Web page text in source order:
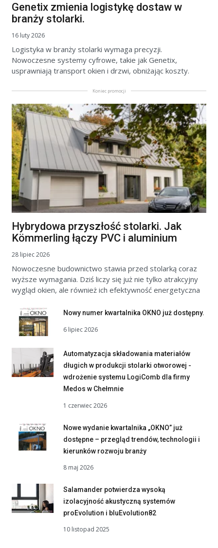
Genetix zmienia logistykę dostaw w
branży stolarki.
16 luty 2026
Logistyka w branży stolarki wymaga precyzji.
Nowoczesne systemy cyfrowe, takie jak Genetix,
usprawniają transport okien i drzwi, obniżając koszty.
Koniec promocji
Hybrydowa przyszłość stolarki. Jak
Kömmerling łączy PVC i aluminium
28 lipiec 2026
Nowoczesne budownictwo stawia przed stolarką coraz
wyższe wymagania. Dziś liczy się już nie tylko atrakcyjny
wygląd okien, ale również ich efektywność energetyczna
Nowy numer kwartalnika OKNO już dostępny.
6 lipiec 2026
Automatyzacja składowania materiałów
długich w produkcji stolarki otworowej -
wdrożenie systemu LogiComb dla firmy
Medos w Chełmnie
1 czerwiec 2026
Nowe wydanie kwartalnika „OKNO” już
dostępne – przegląd trendów, technologii i
kierunków rozwoju branży
8 maj 2026
Salamander potwierdza wysoką
izolacyjność akustyczną systemów
proEvolution i bluEvolution82
10 listopad 2025